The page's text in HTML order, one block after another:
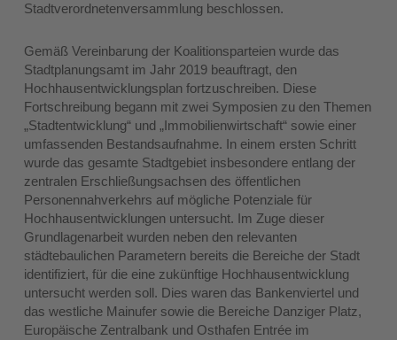
Stadtverordnetenversammlung beschlossen.
Gemäß Vereinbarung der Koalitionsparteien wurde das
Stadtplanungsamt im Jahr 2019 beauftragt, den
Hochhausentwicklungsplan fortzuschreiben. Diese
Fortschreibung begann mit zwei Symposien zu den Themen
„Stadtentwicklung“ und „Immobilienwirtschaft“ sowie einer
umfassenden Bestandsaufnahme. In einem ersten Schritt
wurde das gesamte Stadtgebiet insbesondere entlang der
zentralen Erschließungsachsen des öffentlichen
Personennahverkehrs auf mögliche Potenziale für
Hochhausentwicklungen untersucht. Im Zuge dieser
Grundlagenarbeit wurden neben den relevanten
städtebaulichen Parametern bereits die Bereiche der Stadt
identifiziert, für die eine zukünftige Hochhausentwicklung
untersucht werden soll. Dies waren das Bankenviertel und
das westliche Mainufer sowie die Bereiche Danziger Platz,
Europäische Zentralbank und Osthafen Entrée im